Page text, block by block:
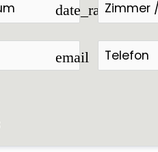
date_range
email